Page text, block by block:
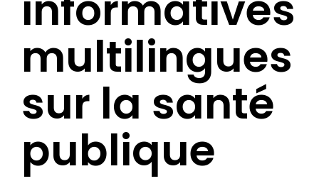
multilingues
sur la santé
publique